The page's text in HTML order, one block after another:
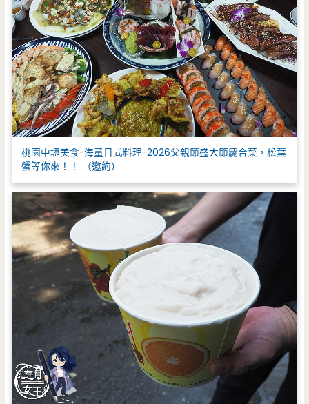
桃園中壢美食-海童日式料理-2026父親節盛大節慶合菜，松葉
蟹等你來！！ （邀約）